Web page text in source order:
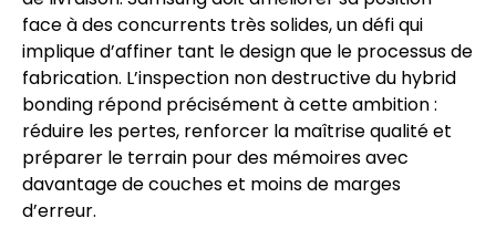
face à des concurrents très solides, un défi qui
implique d’affiner tant le design que le processus de
fabrication. L’inspection non destructive du hybrid
bonding répond précisément à cette ambition :
réduire les pertes, renforcer la maîtrise qualité et
préparer le terrain pour des mémoires avec
davantage de couches et moins de marges
d’erreur.